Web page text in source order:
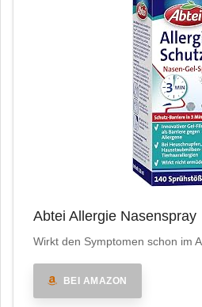
Abtei Allergie Nasenspray
Wirkt den Symptomen schon im
BEI AMAZON